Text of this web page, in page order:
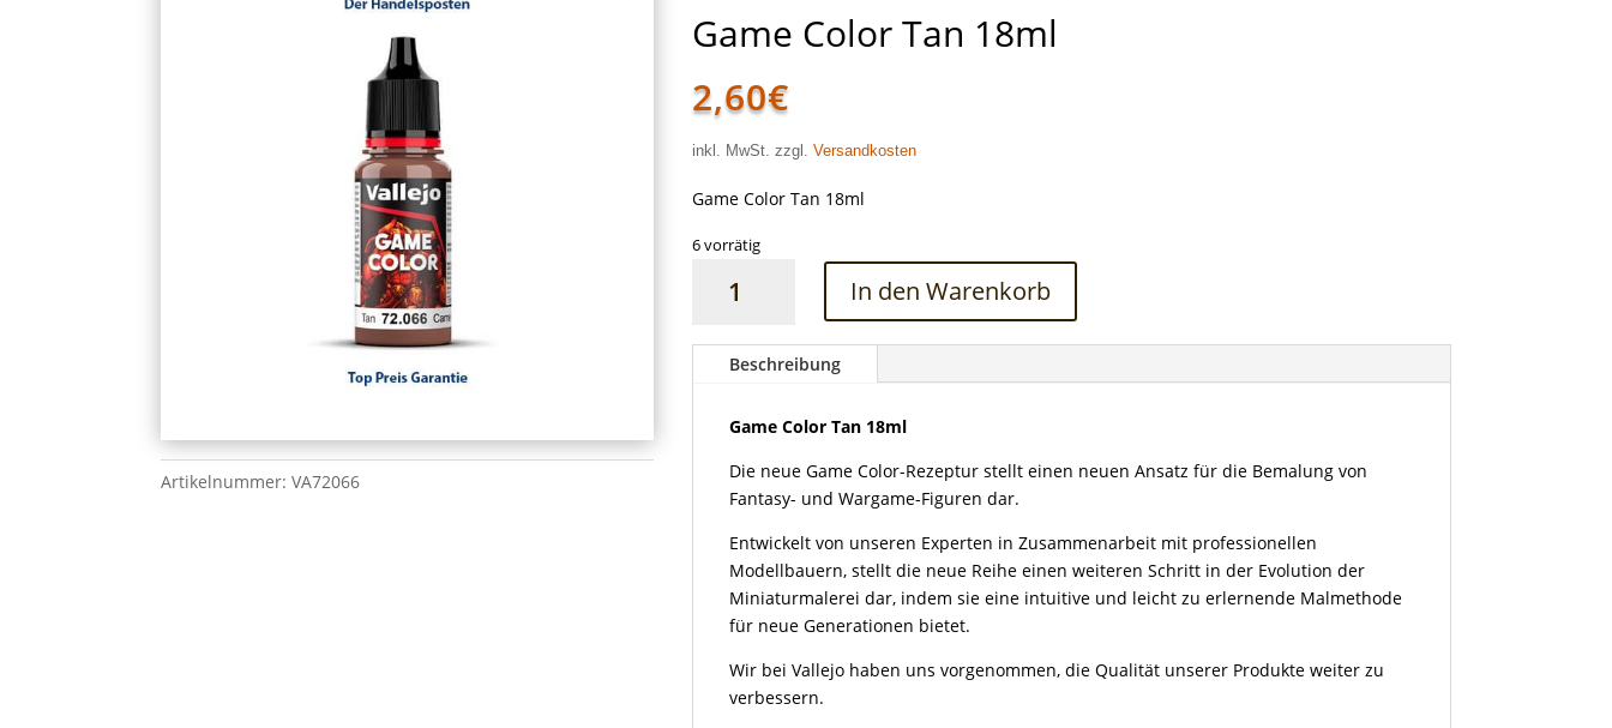
Artikelnummer:VA72066
Game Color Tan 18ml
2,60€
inkl. MwSt. zzgl.Versandkosten
Game Color Tan 18ml
6 vorrätig
Color
18ml
In den Warenkorb
Beschreibung
Game Color Tan 18ml
Die neue Game Color-Rezeptur stellt einen neuen Ansatz für die Bemalung von
Fantasy- und Wargame-Figuren dar.
Entwickelt von unseren Experten in Zusammenarbeit mit professionellen
Modellbauern, stellt die neue Reihe einen weiteren Schritt in der Evolution der
Miniaturmalerei dar, indem sie eine intuitive und leicht zu erlernende Malmethode
für neue Generationen bietet.
Wir bei Vallejo haben uns vorgenommen, die Qualität unserer Produkte weiter zu
verbessern.